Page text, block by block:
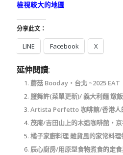
檢視較大的地圖
分享此文：
LINE Facebook X
延伸閱讀:
蘑菇 Booday‧台北 ~2025 EAT
鹽舞許(菜單更新)/ 義大利麵 燉
Artista Perfetto 咖啡館/香港人
茂庵/吉田山上的木造咖啡館‧
橘子家廚料理 雜貨風的家常料
辰心廚房/用原型食物煮食的定